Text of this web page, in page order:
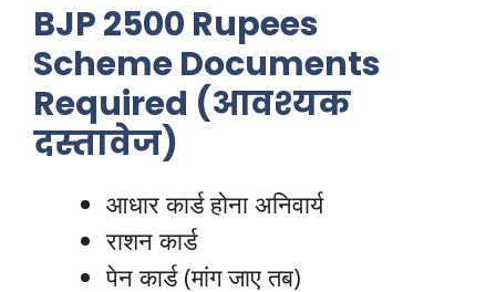
BJP 2500 Rupees
Scheme Documents
Required (आवश्यक
दस्तावेज)
आधार कार्ड होना अनिवार्य
राशन कार्ड
पेन कार्ड (मांग जाए तब)